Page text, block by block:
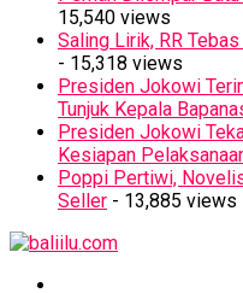
15,540 views
Saling Lirik, RR
- 15,318 views
Presiden Jokowi
Tunjuk Kepala
Presiden Jokowi
Kesiapan
Poppi Pertiwi,
Seller - 13,885 views